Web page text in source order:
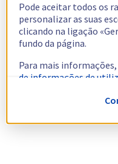
Pode aceitar todos os
personalizar as suas
clicando na ligação
fundo da página.
Para mais
de informações de